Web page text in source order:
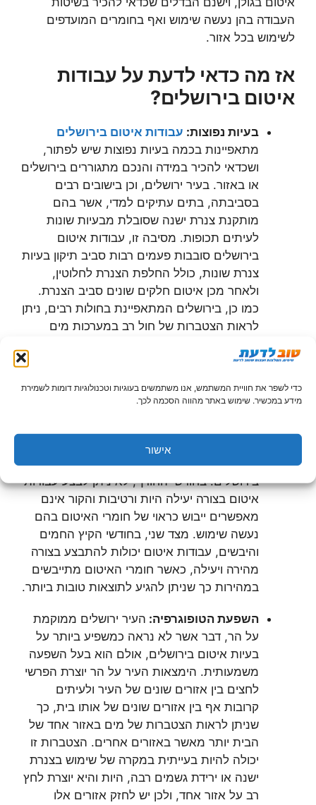
כדי לשפר את חוויית המשתמש, אנו משתמשים בעוגיות וטכנולוגיות דומות לשמירת
מידע במכשיר. שימוש באתר מהווה הסכמה לכך.
אישור
העבודה בהן נעשה שימוש ואף בחומרים המועדפים
לשימוש בכל אזור.
אז מה כדאי לדעת על עבודות
איטום בירושלים?
בעיות נפוצות: עבודות איטום בירושלים
מתאפיינות בכמה בעיות נפוצות שיש לפתור,
ושכדאי להכיר במידה והנכם מתגוררים בירושלים
או באזור. בעיר ירושלים, וכן בישובים רבים
בסביבתה, בתים עתיקים למדי, אשר בהם
מותקנת צנרת ישנה שסובלת מבעיות שונות
לעיתים תכופות. מסיבה זו, עבודות איטום
בירושלים סובבות פעמים רבות סביב תיקון בעיות
צנרת שונות, כולל החלפת הצנרת לחלוטין,
ולאחר מכן איטום חלקים שונים סביב הצנרת.
כמו כן, בירושלים המתאפיינת בחולות רבים, ניתן
לראות הצטברות של חול רב במערכות מים
כראוי היות והוא יוצר מיסוך בין חומרי האיטום
אוויר חם ויבש במהלך הקיץ, דבר המשפיע
משמעותית על דרך ביצוע עבודות איטום
בירושלים. בחודשי החורף, לא ניתן לבצע עבודות
איטום בצורה יעילה היות ורטיבות והקור אינם
מאפשרים ייבוש כראוי של חומרי האיטום בהם
נעשה שימוש. מצד שני, בחודשי הקיץ החמים
והיבשים, עבודות איטום יכולות להתבצע בצורה
מהירה ויעילה, כאשר חומרי האיטום מתייבשים
במהירות כך שניתן להגיע לתוצאות טובות ביותר.
השפעת הטופוגרפיה: העיר ירושלים ממוקמת
על הר, דבר אשר לא נראה כמשפיע ביותר על
בעיות איטום בירושלים, אולם הוא בעל השפעה
משמעותית. הימצאות העיר על הר יוצרת הפרשי
לחצים בין אזורים שונים של העיר ולעיתים
קרובות אף בין אזורים שונים של אותו בית, כך
שניתן לראות הצטברות של מים באזור אחד של
הבית יותר מאשר באזורים אחרים. הצטברות זו
יכולה להיות בעייתית במקרה של שימוש בצנרת
ישנה או ירידת גשמים רבה, היות והיא יוצרת לחץ
רב על אזור אחד, ולכן יש לחזק אזורים אלו